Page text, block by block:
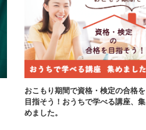
おこもり期間で資格・検定の合格を
目指そう！おうちで学べる講座、集
めました。